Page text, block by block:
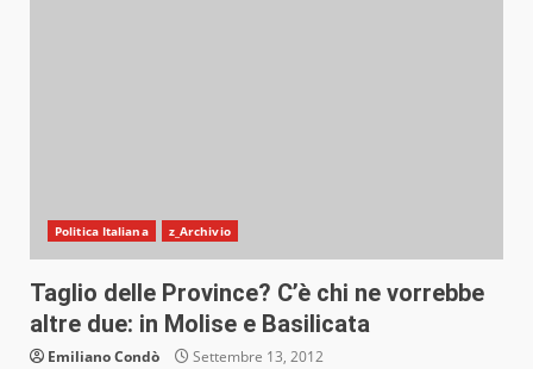
Politica Italiana z_Archivio
Taglio delle Province? C’è chi ne vorrebbe
altre due: in Molise e Basilicata
Emiliano Condò Settembre 13, 2012